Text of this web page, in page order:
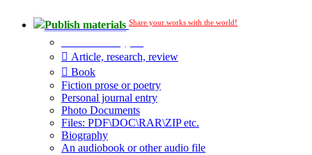
Publish materials Share your works with the world!
Article, research, review
Book
Fiction prose or poetry
Personal journal entry
Photo Documents
Files: PDF\DOC\RAR\ZIP etc.
Biography
An audiobook or other audio file